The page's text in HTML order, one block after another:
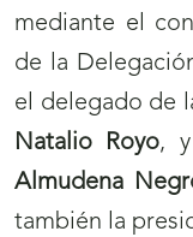
mediante el
de la
el delegado de
Natalio Royo,
Almudena
también la